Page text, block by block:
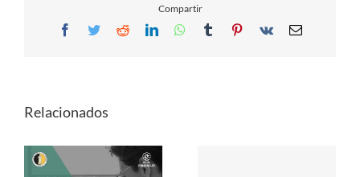
Compartir
Facebook
TwitterRedditLinkedInWhatsApp
TumblrPinterest
Vk Email
Relacionados